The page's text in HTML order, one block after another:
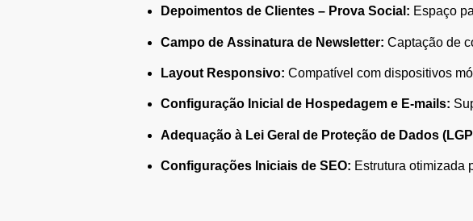
Depoimentos de Clientes – Prova Social: Espaço
Campo de Assinatura de Newsletter: Captação de
Layout Responsivo: Compatível com dispositivos
Configuração Inicial de Hospedagem e E-mails:
Adequação à Lei Geral de Proteção de Dados
Configurações Iniciais de SEO: Estrutura otimizada